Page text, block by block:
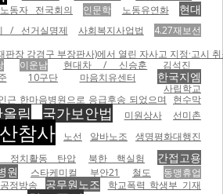
동자 전국회의 인문학 노동유연화 현대
/ 선거실명제 사회복지사업법
4.27재보선
장 강경구 부장판사)에서 열린 자사고 지정·고시
이운남 현대차 / 신승훈
김석진
10구단 마음치유센터 한국지엠
사립학교
근 한마음병원으로 응급후송 되었으며
현수막
림 국가보안법 미원상사
선미촌
참사 노선 알바노조 생명평화대행진
정치활동 탄압 북한 핵실험 간접고용
원 스타케미컬 부안21 철도
동맹휴업
정방송 공무원노조
학교폭력 학생부 기재